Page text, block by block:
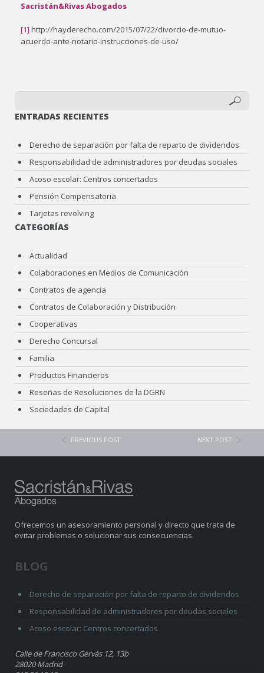
Sacristán&Rivas Abogados
[1] http://hayderecho.com/2015/07/22/divorcio-de-mutuo-
acuerdo-ante-notario-instrucciones-de-uso/
ENTRADAS RECIENTES
Derecho de separación por falta de reparto de dividendos
Responsabilidad de administradores por deudas sociales
Acoso escolar: Centros concertados
Pensión Compensatoria
Tarjetas revolving
CATEGORÍAS
Actualidad
Colaboraciones en Medios de Comunicación
Contratos de agencia
Contratos de Colaboración y Distribución
Cooperativas
Derecho Concursal
Familia
Productos Financieros
Reseñas de Resoluciones de la DGRN
Sociedades de Capital
PREVIOUS POST NEXT POST
Ofrecemos un asesoramiento personal y directo que trata de
evitar problemas o solucionar sus consecuencias.
BLOG
Derecho de separación por falta de reparto de dividendos
Responsabilidad de administradores por deudas sociales
Acoso escolar: Centros concertados
Calle de Francisco Gervás 12, 13b
28020 Madrid